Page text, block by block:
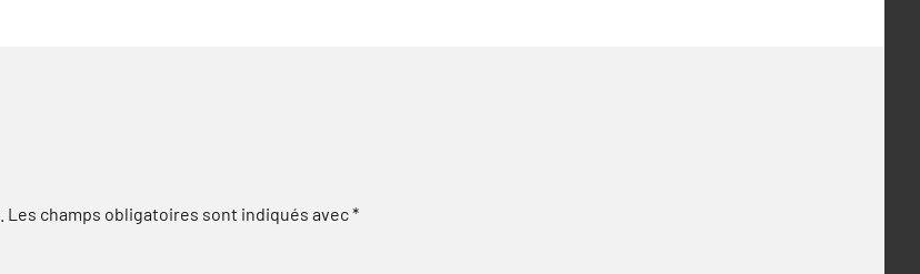
Les champs obligatoires sont indiqués avec*